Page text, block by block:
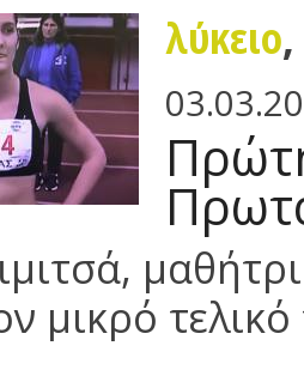
λύκειο,
μικρό